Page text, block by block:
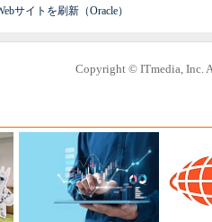
サイトを刷新（Oracle）
Copyright © ITmedia, Inc.